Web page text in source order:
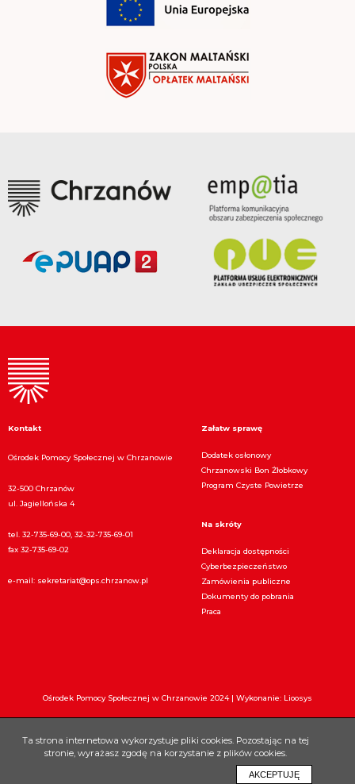
Kontakt
Ośrodek Pomocy Społecznej w Chrzanowie
32-500 Chrzanów
ul. Jagiellońska 4
tel. 32-735-69-00, 32-32-735-69-01
fax 32-735-69-02
e-mail: sekretariat@ops.chrzanow.pl
Załatw sprawę
Dodatek osłonowy
Chrzanowski Bon Żłobkowy
Program Czyste Powietrze
Na skróty
Deklaracja dostępności
Cyberbezpieczeństwo
Zamówienia publiczne
Dokumenty do pobrania
Praca
Ośrodek Pomocy Społecznej w Chrzanowie 2024 | Wykonanie: Lioosys
Ta strona internetowa wykorzystuje pliki cookies. Pozostając na tej
stronie, wyrażasz zgodę na korzystanie z plików cookies.
AKCEPTUJĘ